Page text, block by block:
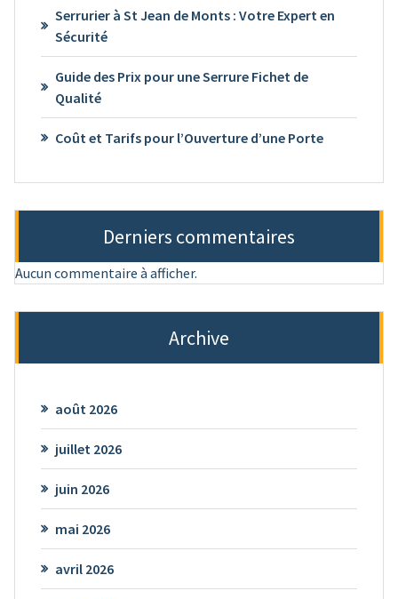
Serrurier à St Jean de Monts : Votre Expert en
Sécurité
Guide des Prix pour une Serrure Fichet de
Qualité
Coût et Tarifs pour l’Ouverture d’une Porte
Derniers commentaires
Aucun commentaire à afficher.
Archive
août 2026
juillet 2026
juin 2026
mai 2026
avril 2026